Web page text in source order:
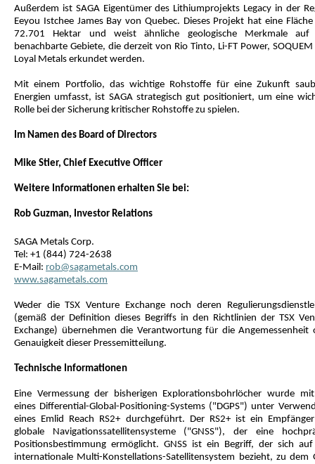
Außerdem ist SAGA Eigentümer des Lithiumprojekts Legacy in der
Eeyou Istchee James Bay von Quebec. Dieses Projekt hat eine
72.701 Hektar und weist ähnliche geologische Merkmale auf
benachbarte Gebiete, die derzeit von Rio Tinto, Li-FT Power,
Loyal Metals erkundet werden.
Mit einem Portfolio, das wichtige Rohstoffe für eine Zukunft
Energien umfasst, ist SAGA strategisch gut positioniert, um eine
Rolle bei der Sicherung kritischer Rohstoffe zu spielen.
Im Namen des Board of Directors
Mike Stier, Chief Executive Officer
Weitere Informationen erhalten Sie bei:
Rob Guzman, Investor Relations
SAGA Metals Corp.
Tel: +1 (844) 724-2638
E-Mail: rob@sagametals.com
www.sagametals.com
Weder die TSX Venture Exchange noch deren
(gemäß der Definition dieses Begriffs in den Richtlinien der TSX
Exchange) übernehmen die Verantwortung für die Angemessenheit
Genauigkeit dieser Pressemitteilung.
Technische Informationen
Eine Vermessung der bisherigen Explorationsbohrlöcher wurde
eines Differential-Global-Positioning-Systems ("DGPS") unter
eines Emlid Reach RS2+ durchgeführt. Der RS2+ ist ein
globale Navigationssatellitensysteme ("GNSS"), der eine
Positionsbestimmung ermöglicht. GNSS ist ein Begriff, der sich
internationale Multi-Konstellations-Satellitensystem bezieht, zu dem